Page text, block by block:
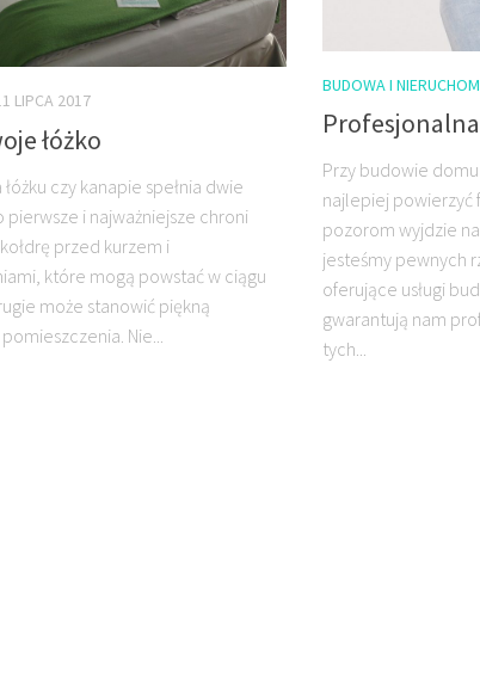
LIPCA 2017
łóżko
łóżku czy kanapie spełnia dwie
pierwsze i najważniejsze chroni
przed kurzem i
które mogą powstać w ciągu
może stanowić piękną
Nie...
BUDOWA I
Przy budowie
najlepiej powierzyć
pozorom wyjdzie
jesteśmy pewnych
oferujące usługi
gwarantują nam
tych...